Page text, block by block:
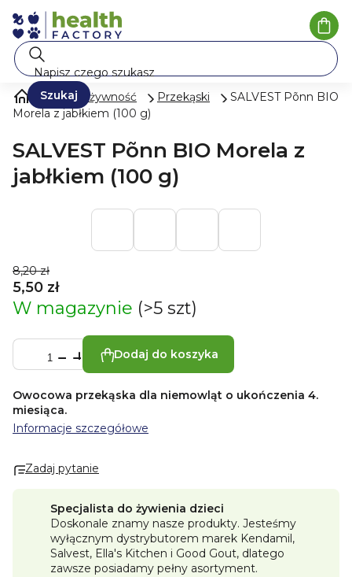
Przejść
do
treści
Szukaj
Mleko i żywność Przekąski
SALVEST Põnn BIO
Morela z jabłkiem (100 g)
SALVEST Põnn BIO Morela z
jabłkiem (100 g)
8,20 zł
5,50 zł
W magazynie (>5 szt)
Dodaj do koszyka
Owocowa przekąska dla niemowląt o ukończenia 4.
miesiąca.
Informacje szczegółowe
Zadaj pytanie
Specjalista do żywienia dzieci
Doskonale znamy nasze produkty. Jesteśmy
wyłącznym dystrybutorem marek Kendamil,
Salvest, Ella's Kitchen i Good Gout, dlatego
zawsze posiadamy pełny asortyment.